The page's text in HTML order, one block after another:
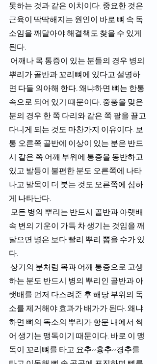
못하는 것과 같은 이치이다. 중요한 것은
근육이 딱딱해지는 원인이 바로 뼈 속 독
소임을 깨달아야 해결책도 찾을 수 있게
된다.
뿌리가 골반과 꼬리뼈에 있다고 설명하
면 다들 의아해 한다. 왜냐하면 뼈는 한통
속으로 되어 있기 때문이다. 중풍을 맞은
분의 경우 한 쪽 다리와 같은 쪽 팔을 끌고
다니게 되는 것도 마찬가지 이유이다. 보
통 오른쪽 골반에 이상이 있는 분은 반드
시 같은 쪽 어깨 부위에 통증을 동반하고
있고 발등이 불편한 분도 오른쪽에 나타
나고 발목이 더 붓는 것도 오른쪽에 심하
게 나타난다.
속 변의 기운이 가득 차 생기는 것임을 깨
달으면 병은 보다 빨리 뿌리 뽑을 수가 있
다.
하는 분도 반드시 병의 뿌리인 골반과 아
랫배를 먼저 다스려준 후 해당 부위의 독
소를 제거해야 효과가 배가가 된다. 왜냐
하면 뼈의 독소의 뿌리가 항문 내에서 썩
어 생기는 맹독이기 때문이다. 바로 이 맹
독이 꼬리뼈를 타고 요추~흉추~경추를